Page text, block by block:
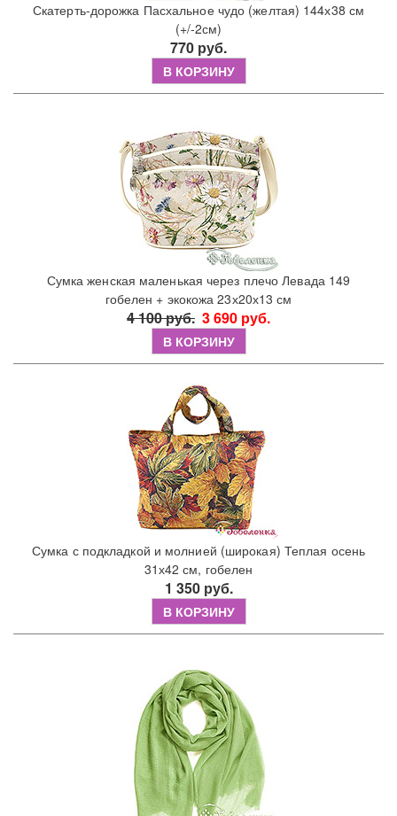
Скатерть-дорожка Пасхальное чудо (желтая) 144х38 см
(+/-2см)
770 руб.
В КОРЗИНУ
Сумка женская маленькая через плечо Левада 149
гобелен + экокожа 23х20х13 см
4 100 руб. 3 690 руб.
В КОРЗИНУ
Сумка с подкладкой и молнией (широкая) Теплая осень
31х42 см, гобелен
1 350 руб.
В КОРЗИНУ